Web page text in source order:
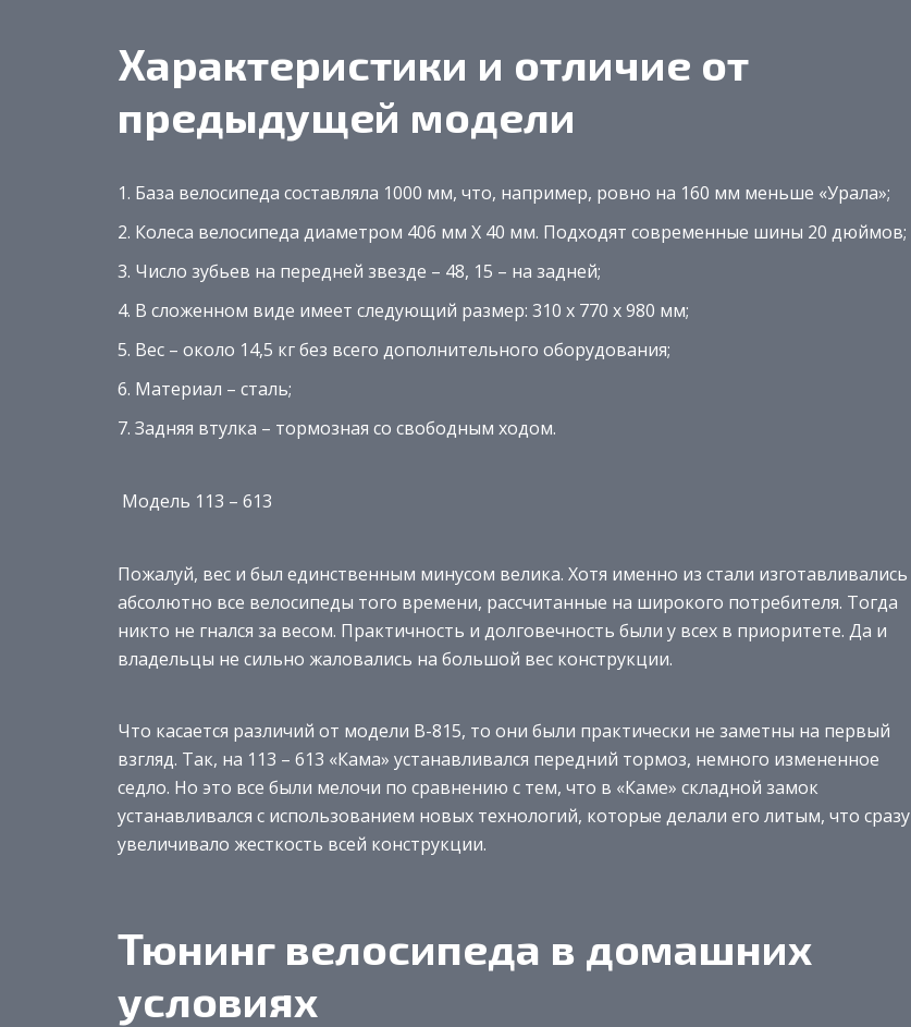
Характеристики и отличие от
предыдущей модели
База велосипеда составляла 1000 мм, что, например, ровно на 160 мм меньше «Урала»;
Колеса велосипеда диаметром 406 мм Х 40 мм. Подходят современные шины 20 дюймов;
Число зубьев на передней звезде – 48, 15 – на задней;
В сложенном виде имеет следующий размер: 310 х 770 х 980 мм;
Вес – около 14,5 кг без всего дополнительного оборудования;
Материал – сталь;
Задняя втулка – тормозная со свободным ходом.
Модель 113 – 613
Пожалуй, вес и был единственным минусом велика. Хотя именно из стали изготавливались
абсолютно все велосипеды того времени, рассчитанные на широкого потребителя. Тогда
никто не гнался за весом. Практичность и долговечность были у всех в приоритете. Да и
владельцы не сильно жаловались на большой вес конструкции.
Что касается различий от модели В-815, то они были практически не заметны на первый
взгляд. Так, на 113 – 613 «Кама» устанавливался передний тормоз, немного измененное
седло. Но это все были мелочи по сравнению с тем, что в «Каме» складной замок
устанавливался с использованием новых технологий, которые делали его литым, что сразу
увеличивало жесткость всей конструкции.
Тюнинг велосипеда в домашних
условиях